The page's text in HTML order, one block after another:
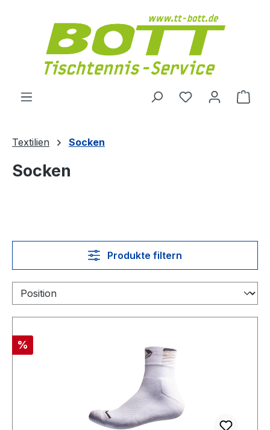
Du hast 0
Textilien Socken
Socken
Produkte filtern
Rabatt
%